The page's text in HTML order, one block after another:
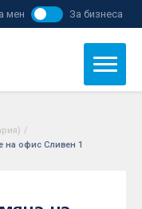
мен За бизнеса
/
на офис Сливен 1